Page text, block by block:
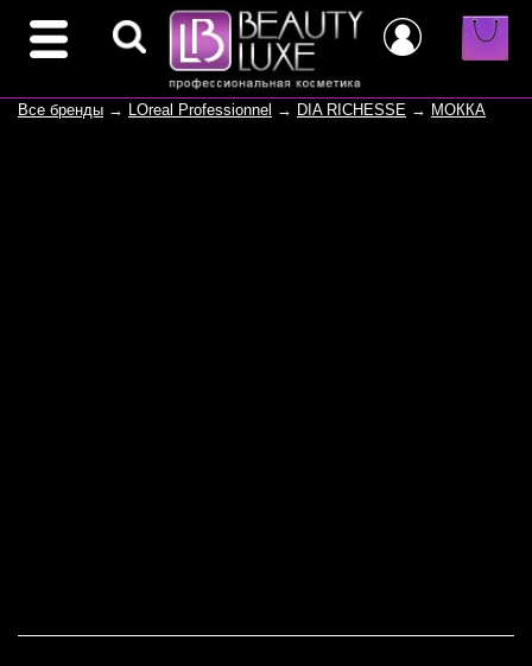
Все бренды → LOreal Professionnel → DIA RICHESSE → МОККА